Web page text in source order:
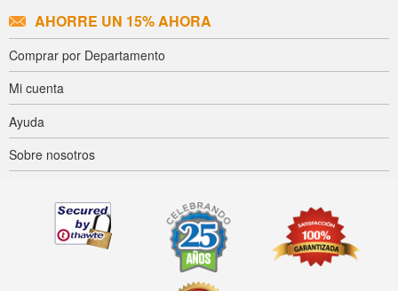
AHORRE UN 15% AHORA
Comprar por Departamento
Mi cuenta
Ayuda
Sobre nosotros